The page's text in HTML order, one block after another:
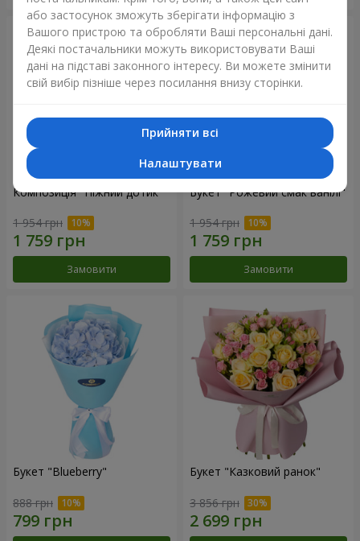
Композиція "Ніжний дотик"
1 954 грн
Замовити
Букет "Рожевий смак ванілі"
1 954 грн
Замовити
Букет "Blueberry"
888 грн
Букет "Казковий ранок"
3 856 грн
або застосунок зможуть зберігати інформацію з
Вашого пристрою та обробляти Ваші персональні дані.
Деякі постачальники можуть використовувати Ваші
дані на підставі законного інтересу. Ви можете змінити
свій вибір пізніше через посилання внизу сторінки.
Прийняти всі
Налаштувати